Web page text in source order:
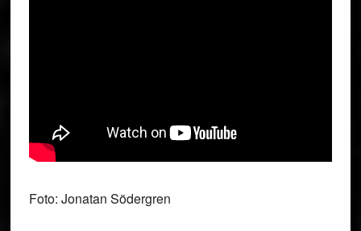
Foto: Jonatan Södergren